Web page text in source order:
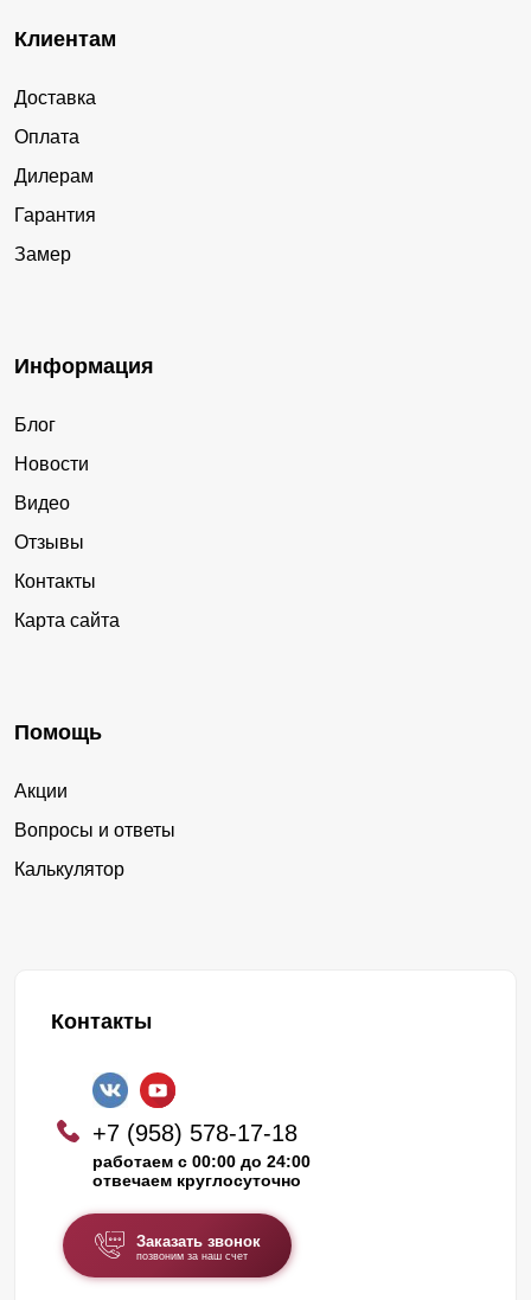
Клиентам
Доставка
Оплата
Дилерам
Гарантия
Замер
Информация
Блог
Новости
Видео
Отзывы
Контакты
Карта сайта
Помощь
Акции
Вопросы и ответы
Калькулятор
Контакты
+7 (958) 578-17-18
работаем с 00:00 до 24:00
отвечаем круглосуточно
Заказать звонок
позвоним за наш счет